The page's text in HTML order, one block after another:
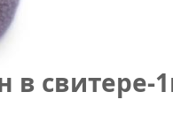
свитере-